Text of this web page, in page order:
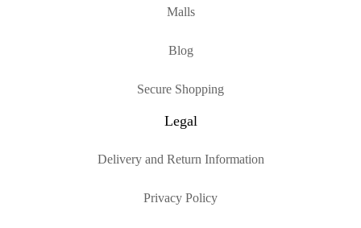
Malls
Blog
Secure Shopping
Legal
Delivery and Return Information
Privacy Policy